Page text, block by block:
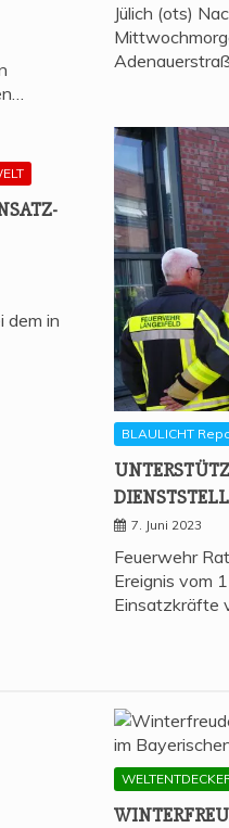
Jülich (ots)
dem in
BLAULICHT
7. Juni 2023
Feuerwehr
Ereignis vom
Einsatzkräfte